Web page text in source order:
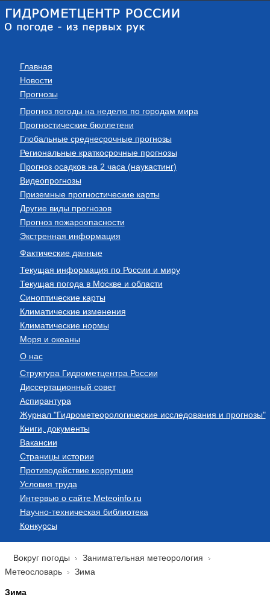
Главная
Новости
Прогнозы
Прогноз погоды на неделю по городам мира
Прогностические бюллетени
Глобальные среднесрочные прогнозы
Региональные краткосрочные прогнозы
Прогноз осадков на 2 часа (наукастинг)
Видеопрогнозы
Приземные прогностические карты
Другие виды прогнозов
Прогноз пожароопасности
Экстренная информация
Фактические данные
Текущая информация по России и миру
Текущая погода в Москве и области
Синоптические карты
Климатические изменения
Климатические нормы
Моря и океаны
О нас
Структура Гидрометцентра России
Диссертационный совет
Аспирантура
Журнал "Гидрометеорологические исследования и прогнозы"
Книги, документы
Вакансии
Страницы истории
Противодействие коррупции
Условия труда
Интервью о сайте Meteoinfo.ru
Научно-техническая библиотека
Конкурсы
Вокруг погоды
Занимательная метеорология
Метеословарь
Зима
Зима